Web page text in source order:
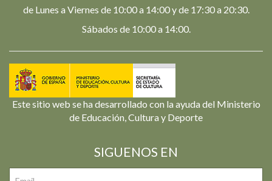
de Lunes a Viernes de 10:00 a 14:00 y de 17:30 a 20:30.
Sábados de 10:00 a 14:00.
Este sitio web se ha desarrollado con la ayuda del Ministerio
de Educación, Cultura y Deporte
SIGUENOS EN